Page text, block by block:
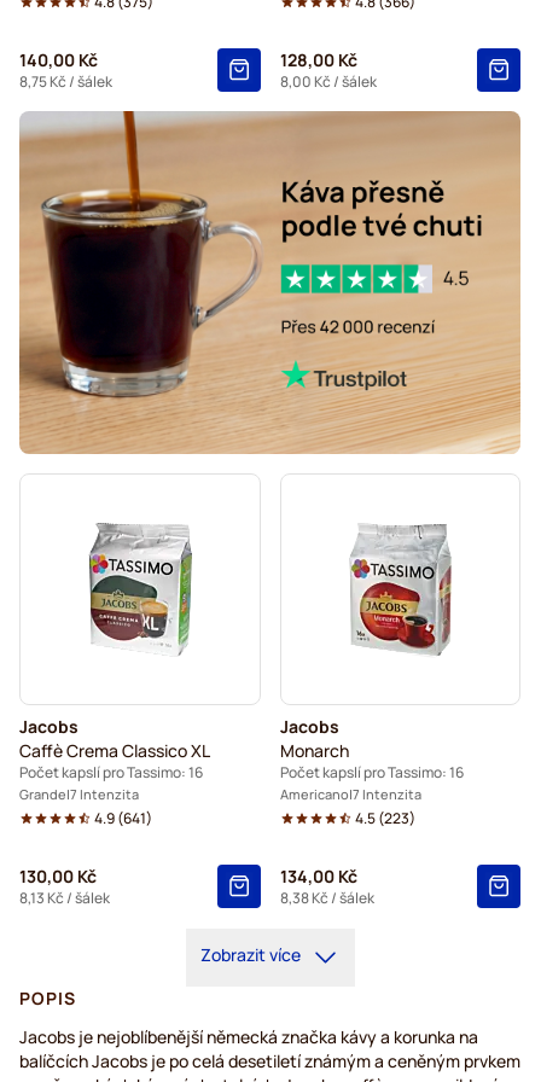
140,00 Kč
8,75 Kč / šálek
128,00 Kč
8,00 Kč / šálek
Jacobs
Caffè Crema Classico XL
Počet kapslí pro Tassimo: 16
Grande 7 Intenzita
4.9(641)
130,00 Kč
8,13 Kč / šálek
Jacobs
Monarch
Počet kapslí pro Tassimo: 16
Americano 7 Intenzita
4.5(223)
134,00 Kč
8,38 Kč / šálek
Zobrazit více
POPIS
Jacobs je nejoblíbenější německá značka kávy a korunka na
balíčcích Jacobs je po celá desetiletí známým a ceněným prvkem